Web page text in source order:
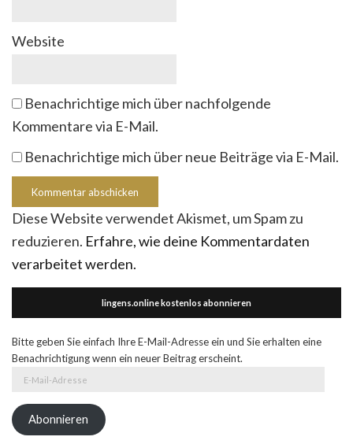
Website
Benachrichtige mich über nachfolgende
Kommentare via E-Mail.
Benachrichtige mich über neue Beiträge via E-Mail.
Diese Website verwendet Akismet, um Spam zu
reduzieren. Erfahre, wie deine Kommentardaten
verarbeitet werden.
lingens.online kostenlos abonnieren
Bitte geben Sie einfach Ihre E-Mail-Adresse ein und Sie erhalten eine
Benachrichtigung wenn ein neuer Beitrag erscheint.
Adresse
Abonnieren